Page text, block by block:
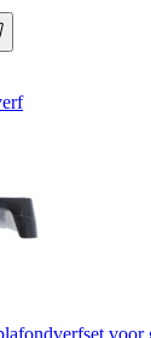
voor